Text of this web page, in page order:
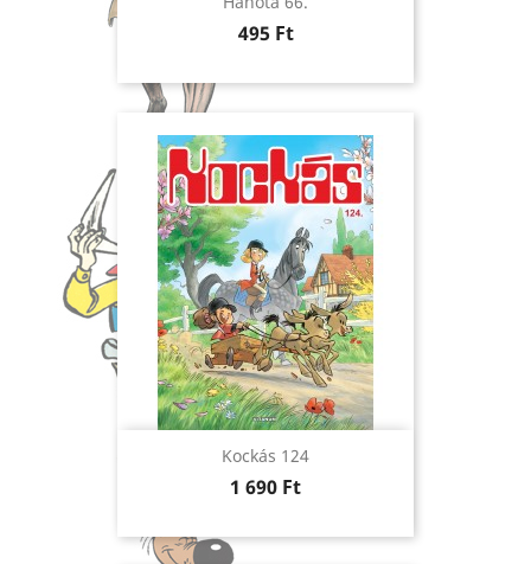
Ár
495 Ft
Kockás 124
Ár
1 690 Ft